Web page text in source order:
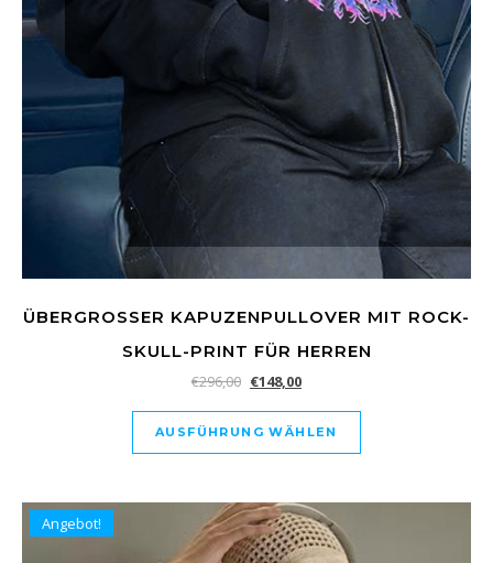
ÜBERGROSSER KAPUZENPULLOVER MIT ROCK-S
KULL-PRINT FÜR HERREN
€296,00 €148,00
AUSFÜHRUNG WÄHLEN
Angebot!